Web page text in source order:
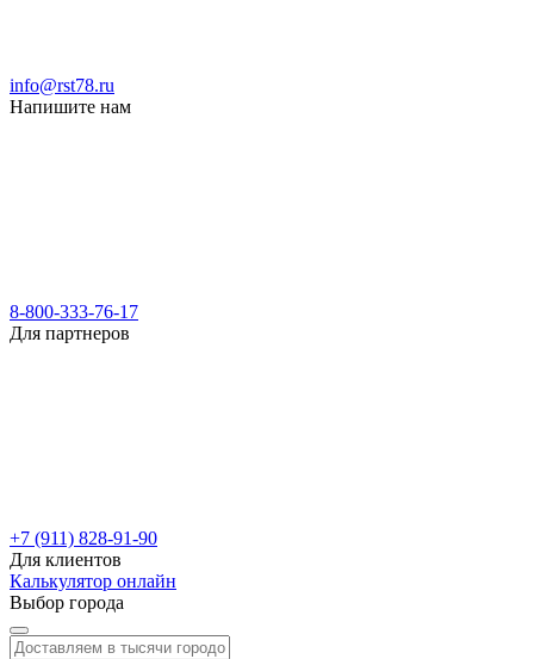
info@rst78.ru
Напишите нам
8-800-333-76-17
Для партнеров
+7 (911) 828-91-90
Для клиентов
Калькулятор онлайн
Выбор города